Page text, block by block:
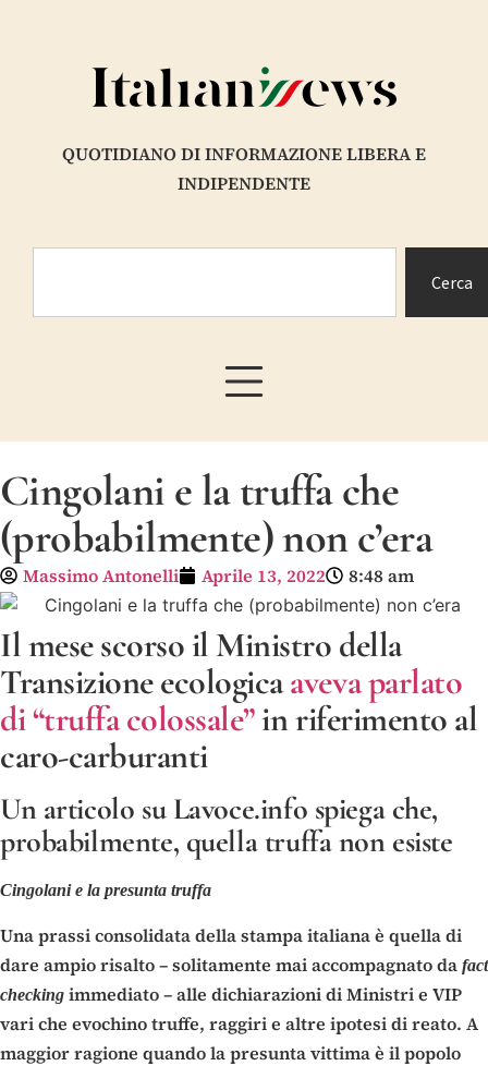
QUOTIDIANO DI INFORMAZIONE LIBERA E
INDIPENDENTE
Cerca
Cingolani e la truffa che
(probabilmente) non c’era
Massimo Antonelli Aprile 13, 2022 8:48 am
Il mese scorso il Ministro della
Transizione ecologicaaveva parlato
di “truffa colossale”in riferimento al
caro-carburanti
Un articolo su Lavoce.info spiega che,
probabilmente, quella truffa non esiste
Cingolani e la presunta truffa
Una prassi consolidata della stampa italiana è quella di
dare ampio risalto – solitamente mai accompagnato da fact
checking immediato – alle dichiarazioni di Ministri e VIP
vari che evochino truffe, raggiri e altre ipotesi di reato. A
maggior ragione quando la presunta vittima è il popolo